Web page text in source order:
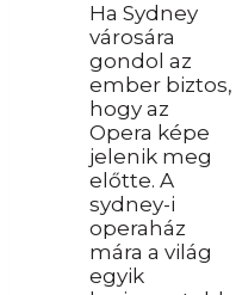
Ha Sydney
városára
gondol az
ember biztos,
hogy az
Opera képe
jelenik meg
előtte. A
sydney-i
operaház
mára a világ
egyik